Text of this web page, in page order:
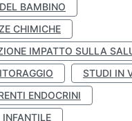
BAMBINO
CHIMICHE
IMPATTO SULLA
STUDI IN
ENDOCRINI
INFANTILE